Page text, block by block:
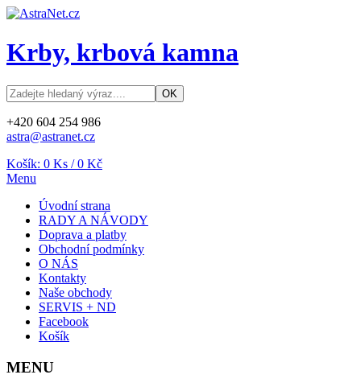
Krby, krbová kamna
+420 604 254 986
astra@astranet.cz
Košík: 0 Ks /0 Kč
Menu
Úvodní strana
RADY A NÁVODY
Doprava a platby
Obchodní podmínky
O NÁS
Kontakty
Naše obchody
SERVIS + ND
Facebook
Košík
MENU